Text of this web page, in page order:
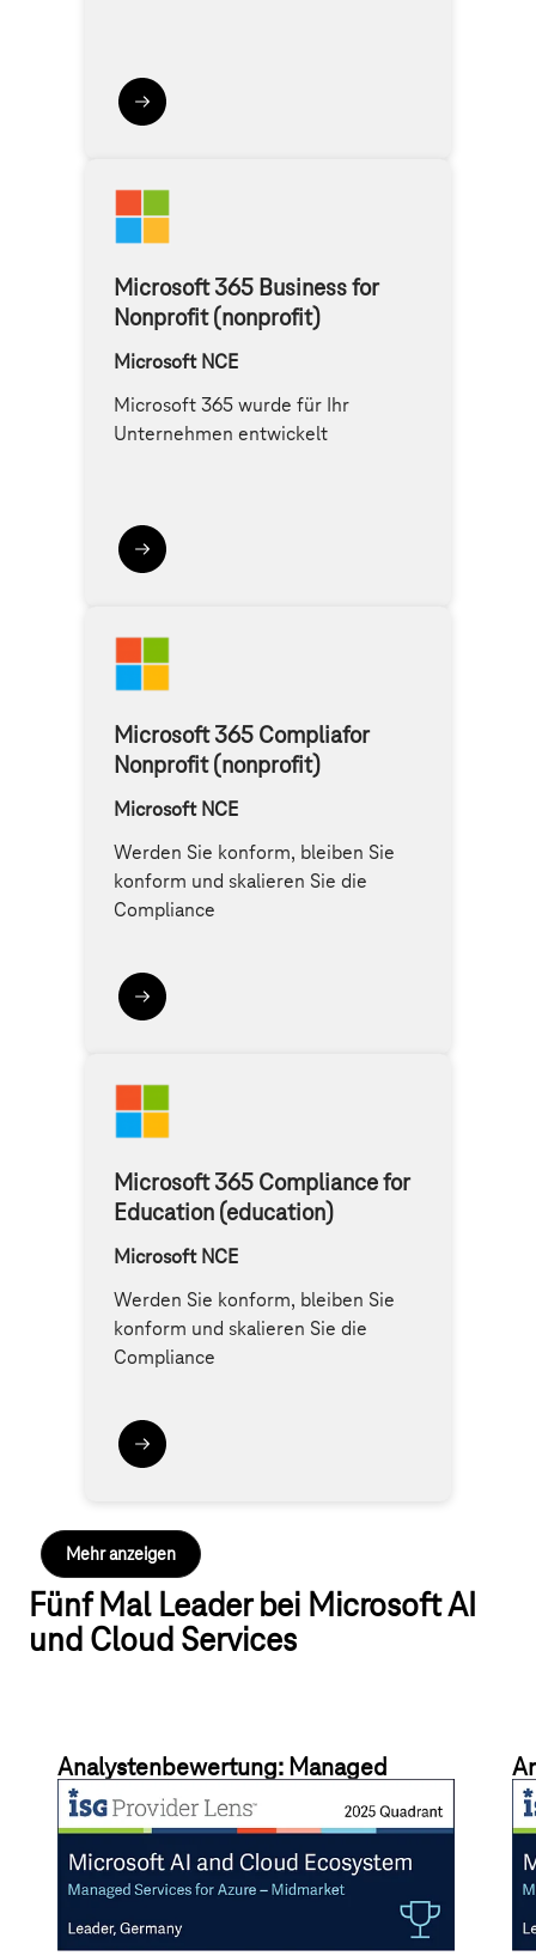
Microsoft 365 Business for
Nonprofit (nonprofit)
Microsoft NCE
Microsoft 365 wurde für Ihr
Unternehmen entwickelt
Microsoft 365 Compliafor
Nonprofit (nonprofit)
Microsoft NCE
Werden Sie konform, bleiben Sie
konform und skalieren Sie die
Compliance
Microsoft 365 Compliance for
Education (education)
Microsoft NCE
Werden Sie konform, bleiben Sie
konform und skalieren Sie die
Compliance
Mehr anzeigen
Fünf Mal Leader bei Microsoft AI
und Cloud Services
Analystenbewertung: Managed
Services for Azure
Telekom führend mit skalierbaren Cloud-Lösungen,
Expertenberatung, sicheren Netzanbindungen und
Lösungen für Compliance sowie Nachhaltigkeit.
T